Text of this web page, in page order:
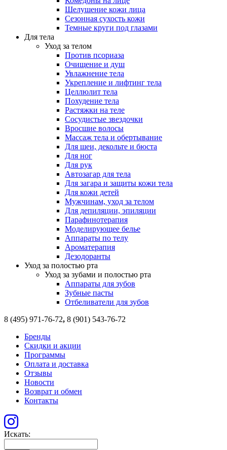
Шелушение кожи лица
Сезонная сухость кожи
Темные круги под глазами
Для тела
Уход за телом
Против псориаза
Очищение и душ
Увлажнение тела
Укрепление и лифтинг тела
Целлюлит тела
Похудение тела
Растяжки на теле
Сосудистые звездочки
Вросшие волосы
Массаж тела и обертывание
Для шеи, декольте и бюста
Для ног
Для рук
Автозагар для тела
Для загара и защиты кожи тела
Для кожи детей
Мужчинам, уход за телом
Для депиляции, эпиляции
Парафинотерапия
Моделирующее белье
Аппараты по телу
Ароматерапия
Дезодоранты
Уход за полостью рта
Уход за зубами и полостью рта
Аппараты для зубов
Зубные пасты
Отбеливатели для зубов
8 (495) 971-76-72, 8 (901) 543-76-72
Бренды
Скидки и акции
Программы
Оплата и доставка
Отзывы
Новости
Возврат и обмен
Контакты
Искать: